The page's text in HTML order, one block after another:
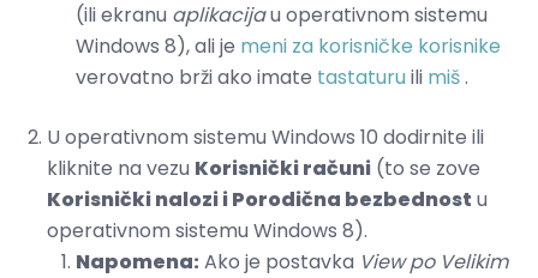
(ili ekranu aplikacijau operativnom sistemu
Windows 8), ali je meni za korisničke korisnike
verovatno brži ako imate tastaturuili miš.
U operativnom sistemu Windows 10 dodirnite ili
kliknite na vezu Korisnički računi (to se zove
Korisnički nalozi i Porodična bezbednost u
operativnom sistemu Windows 8).
Napomena: Ako je postavka View po Velikim